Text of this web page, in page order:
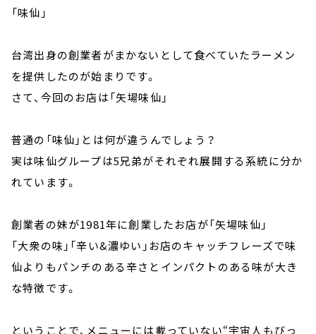
「味仙」
台湾出身の創業者がまかないとして食べていたラーメン
を提供したのが始まりです。
さて、今回のお店は「矢場味仙」
普通の「味仙」とは何が違うんでしょう？
実は味仙グループは5兄弟がそれぞれ展開する系統に分か
れています。
創業者の妹が1981年に創業したお店が「矢場味仙」
「大衆の味」「辛い&濃ゆい」お店のキャッチフレーズで味
仙よりもパンチのある辛さとインパクトのある味が大き
な特徴です。
ということで、メニューには載っていない“宇宙人もびっ